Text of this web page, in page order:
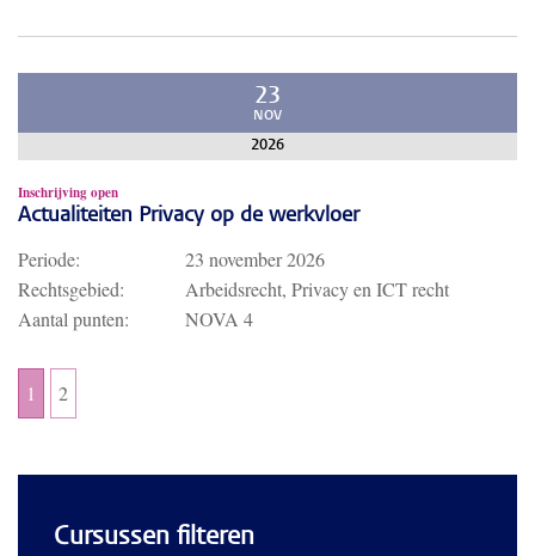
23
NOV
2026
Inschrijving open
Actualiteiten Privacy op de werkvloer
Periode:
23 november 2026
Rechtsgebied:
Arbeidsrecht, Privacy en ICT recht
Aantal punten:
NOVA 4
1 2
Cursussen filteren